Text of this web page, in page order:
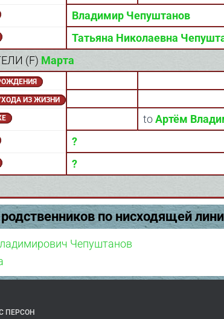
Владимир Чепуштанов
Татьяна Николаевна
(F) Марта
ИЗ ЖИЗНИ
toАртём
?
?
по нисходящей
Чепуштанов
ПЕРСОН